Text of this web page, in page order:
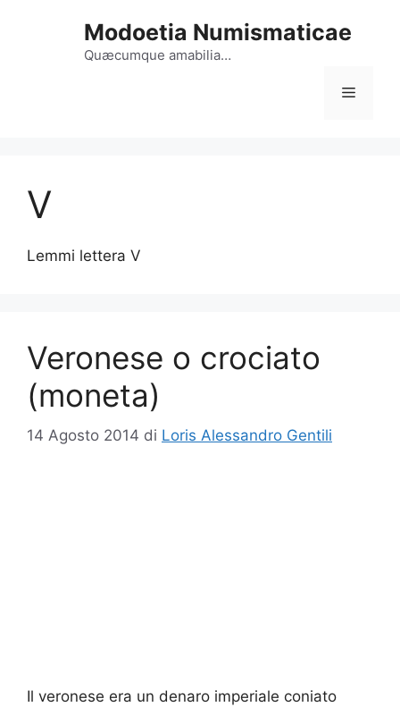
Modoetia Numismaticae
Quæcumque amabilia…
Menu
V
Lemmi lettera V
Veronese o crociato
(moneta)
14 Agosto 2014 di Loris Alessandro Gentili
Il veronese era un denaro imperiale coniato